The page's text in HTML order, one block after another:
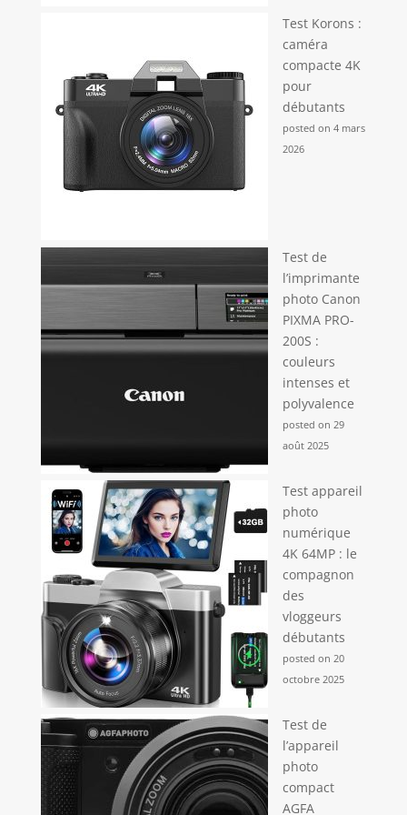
tout simplement pour prendre des photos coolTest Korons :
caméra
compacte 4K
pour
débutants
posted on 4 mars
2026
Test de
l’imprimante
photo Canon
PIXMA PRO-
200S :
couleurs
intenses et
polyvalence
posted on 29
août 2025
Test appareil
photo
numérique
4K 64MP : le
compagnon
des
vloggeurs
débutants
posted on 20
octobre 2025
Test de
l’appareil
photo
compact
AGFA